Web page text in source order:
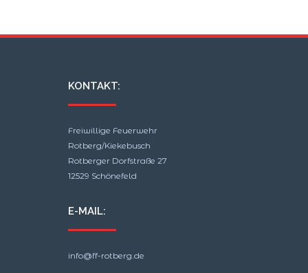
KONTAKT:
Freiwillige Feuerwehr
Rotberg/Kiekebusch
Rotberger Dorfstraße 27
12529 Schönefeld
E-MAIL:
info@ff-rotberg.de